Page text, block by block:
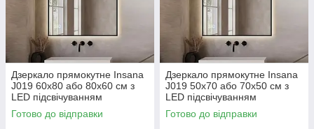
Дзеркало прямокутне Insana
J019 60x80 або 80х60 см з
LED підсвічуванням
підігрівом для ванної кімнати
Готово до відправки
Дзеркало прямокутне Insana
J019 50x70 або 70х50 см з
LED підсвічуванням
підігрівом для ванної кімнати
Готово до відправки